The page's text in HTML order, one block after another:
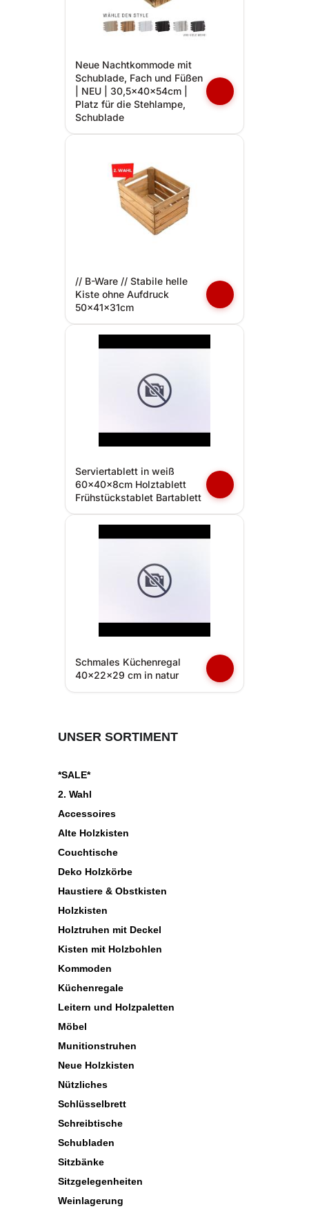
Neue Nachtkommode mit
Schublade, Fach und Füßen
| NEU | 30,5x40x54cm |
Platz für die Stehlampe,
Schublade
// B-Ware // Stabile helle
Kiste ohne Aufdruck
50x41x31cm
Serviertablett in weiß
60x40x8cm Holztablett
Frühstückstablet Bartablett
Schmales Küchenregal
40x22x29 cm in natur
UNSER SORTIMENT
*SALE*
2. Wahl
Accessoires
Alte Holzkisten
Couchtische
Deko Holzkörbe
Haustiere & Obstkisten
Holzkisten
Holztruhen mit Deckel
Kisten mit Holzbohlen
Kommoden
Küchenregale
Leitern und Holzpaletten
Möbel
Munitionstruhen
Neue Holzkisten
Nützliches
Schlüsselbrett
Schreibtische
Schubladen
Sitzbänke
Sitzgelegenheiten
Weinlagerung